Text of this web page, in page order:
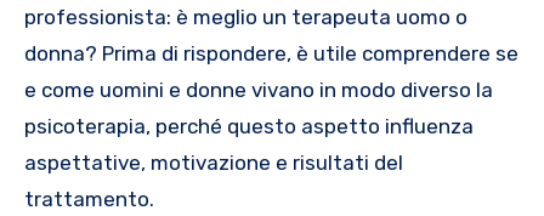
professionista: è meglio un terapeuta uomo o
donna? Prima di rispondere, è utile comprendere se
e come uomini e donne vivano in modo diverso la
psicoterapia, perché questo aspetto influenza
aspettative, motivazione e risultati del
trattamento.